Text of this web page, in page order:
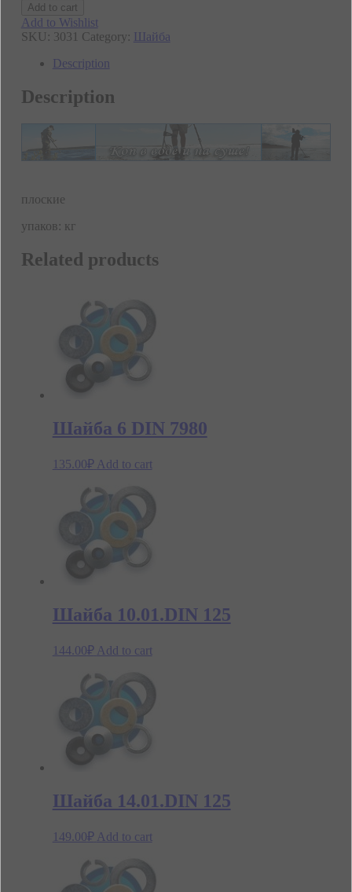
Add to cart
Add to Wishlist
SKU: 3031 Category: Шайба
Description
Description
плоские
упаков: кг
Related products
Шайба 6 DIN 7980
135.00₽ Add to cart
Шайба 10.01.DIN 125
144.00₽ Add to cart
Шайба 14.01.DIN 125
149.00₽ Add to cart